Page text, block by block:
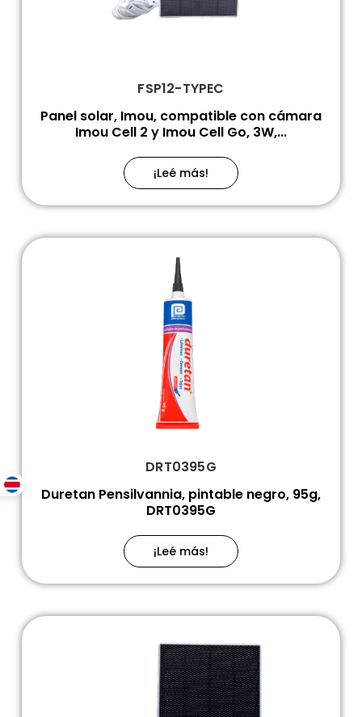
FSP12-TYPEC
Panel solar, Imou, compatible con cámara
Imou Cell 2 y Imou Cell Go, 3W,...
¡Leé más!
DRT0395G
Duretan Pensilvannia, pintable negro, 95g,
DRT0395G
¡Leé más!